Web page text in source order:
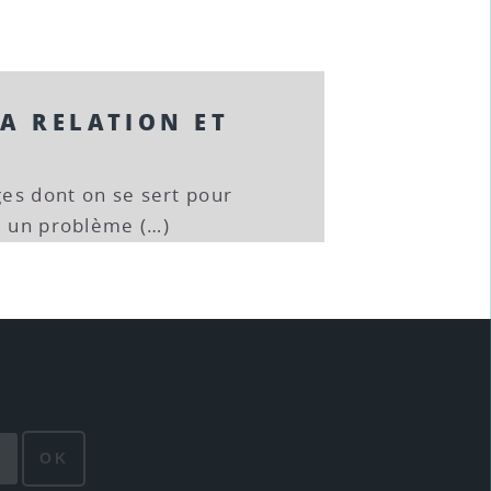
RELATION ET
dont on se sert pour
problème (…)
OK